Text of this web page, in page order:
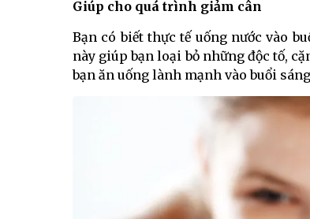
Giúp cho quá trình giảm cân
Bạn có biết thực tế uống nước vào
này giúp bạn loại bỏ những độc tố,
bạn ăn uống lành mạnh vào buổi